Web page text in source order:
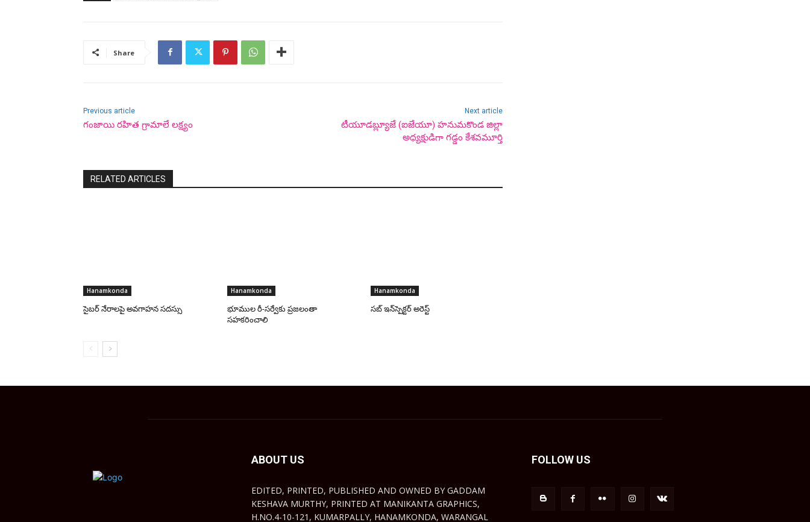
Share
Previous article
గంజాయి రహిత గ్రామాలే లక్ష్యం
Next article
టీయూడబ్ల్యూజే (ఐజేయూ) హనుమకొండ జిల్లా
అధ్యక్షుడిగా గడ్డం కేశవమూర్తి
RELATED ARTICLES
Hanamkonda
సైబర్ నేరాలపై అవగాహన సదస్సు
Hanamkonda
భూముల రీ-సర్వేకు ప్రజలంతా
సహకరించాలి
Hanamkonda
సబ్ ఇన్‌స్పెక్టర్ అరెస్ట్
ABOUT US
EDITED, PRINTED, PUBLISHED AND OWNED BY GADDAM
KESHAVA MURTHY, PRINTED AT MANIKANTA GRAPHICS,
H.NO.4-10-121, KUMARPALLY, HANAMKONDA, WARANGAL
FOLLOW US